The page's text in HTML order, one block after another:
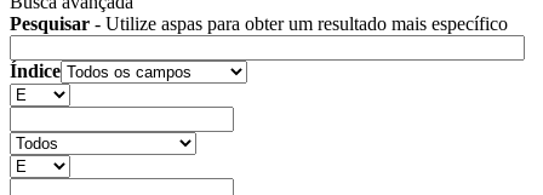
Pesquisar - Utilize aspas para obter um resultado mais específico
Índice